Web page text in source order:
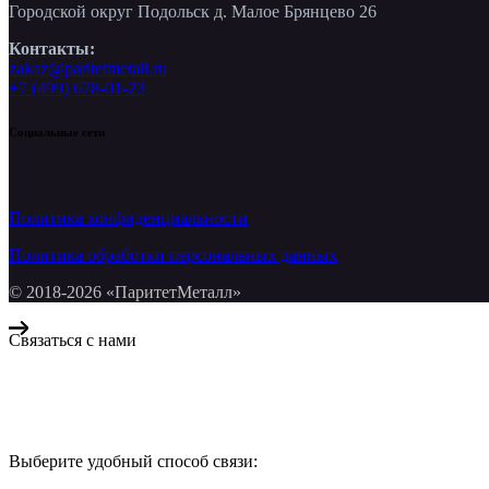
Городской округ Подольск д. Малое Брянцево 26
Контакты:
zakaz@paritetmetall.ru
+7 (499) 678-01-23
Социальные сети
Политика конфиденциальности
Политика обработки персональных данных
© 2018-2026 «ПаритетМеталл»
Связаться с нами
Выберите удобный способ связи: